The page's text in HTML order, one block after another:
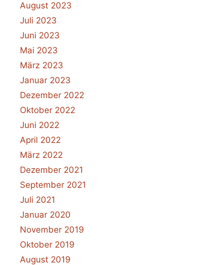
August 2023
Juli 2023
Juni 2023
Mai 2023
März 2023
Januar 2023
Dezember 2022
Oktober 2022
Juni 2022
April 2022
März 2022
Dezember 2021
September 2021
Juli 2021
Januar 2020
November 2019
Oktober 2019
August 2019